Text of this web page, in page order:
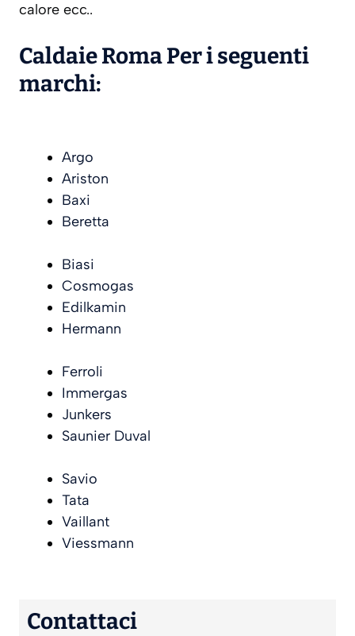
calore ecc..
Caldaie Roma Per i seguenti
marchi:
Argo
Ariston
Baxi
Beretta
Biasi
Cosmogas
Edilkamin
Hermann
Ferroli
Immergas
Junkers
Saunier Duval
Savio
Tata
Vaillant
Viessmann
Contattaci